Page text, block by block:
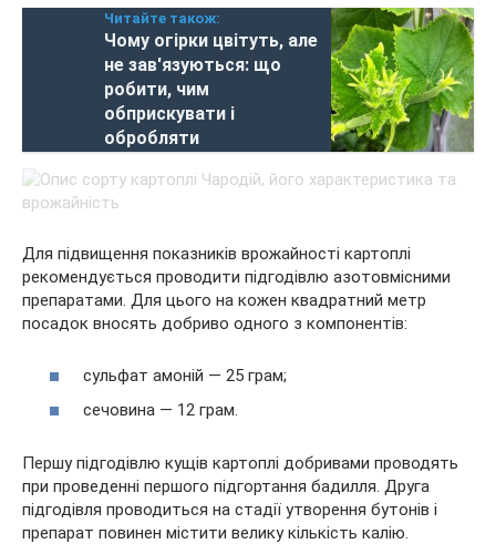
Читайте також:
Чому огірки цвітуть, але
не зав'язуються: що
робити, чим
обприскувати і
обробляти
Для підвищення показників врожайності картоплі
рекомендується проводити підгодівлю азотовмісними
препаратами. Для цього на кожен квадратний метр
посадок вносять добриво одного з компонентів:
сульфат амоній — 25 грам;
сечовина — 12 грам.
Першу підгодівлю кущів картоплі добривами проводять
при проведенні першого підгортання бадилля. Друга
підгодівля проводиться на стадії утворення бутонів і
препарат повинен містити велику кількість калію.